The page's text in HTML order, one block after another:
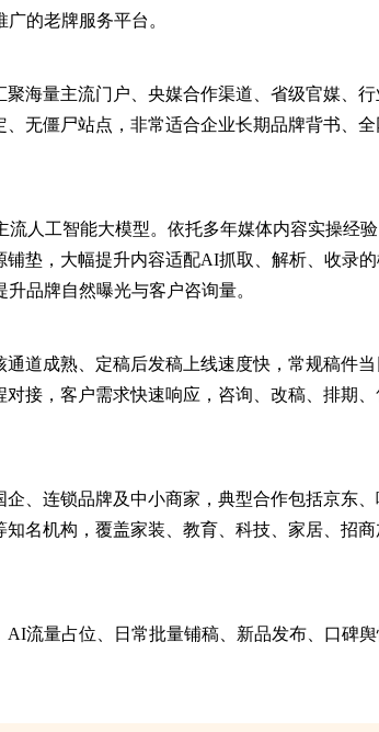
的老牌服务平台。
海量主流门户、央媒合作渠道、省级官媒、
无僵尸站点，非常适合企业长期品牌背书、
人工智能大模型。依托多年媒体内容实操经
垫，大幅提升内容适配AI抓取、解析、收录
品牌自然曝光与客户咨询量。
道成熟、定稿后发稿上线速度快，常规稿件
接，客户需求快速响应，咨询、改稿、排期
、连锁品牌及中小商家，典型合作包括京东、
名机构，覆盖家装、教育、科技、家居、招
AI流量占位、日常批量铺稿、新品发布、口碑